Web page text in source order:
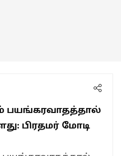
பயங்கரவாதத்தால்
பிரதமர் மோடி